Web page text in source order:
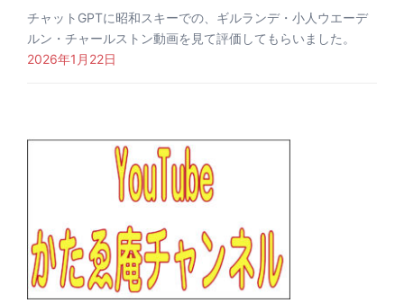
チャットGPTに昭和スキーでの、ギルランデ・小人ウエーデ
ルン・チャールストン動画を見て評価してもらいました。
2026年1月22日